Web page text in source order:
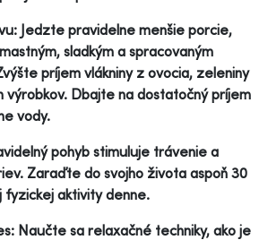
Jedzte pravidelne menšie porcie,
sladkým a spracovaným
príjem vlákniny z ovocia, zeleniny
výrobkov. Dbajte na dostatočný príjem
vody.
pohyb stimuluje trávenie a
Zaraďte do svojho života aspoň 30
fyzickej aktivity denne.
Naučte sa relaxačné techniky, ako je